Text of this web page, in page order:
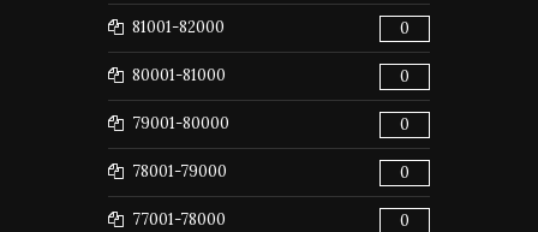
81001-82000 0
80001-81000 0
79001-80000 0
78001-79000 0
77001-78000 0